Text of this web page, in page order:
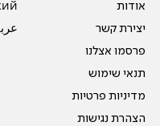
אודות
יצירת קשר
פרסמו אצלנו
תנאי שימוש
מדיניות פרטיות
הצהרת נגישות